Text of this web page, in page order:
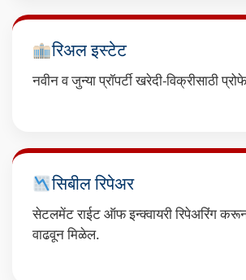
रिअल इस्टेट
नवीन व जुन्या प्रॉपर्टी खरेदी-विक्रीसाठी
सिबील रिपेअर
सेटलमेंट राईट ऑफ इन्क्वायरी रिपेअरिंग
वाढवून मिळेल.